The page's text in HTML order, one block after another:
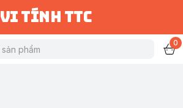
vi tính ttc
0